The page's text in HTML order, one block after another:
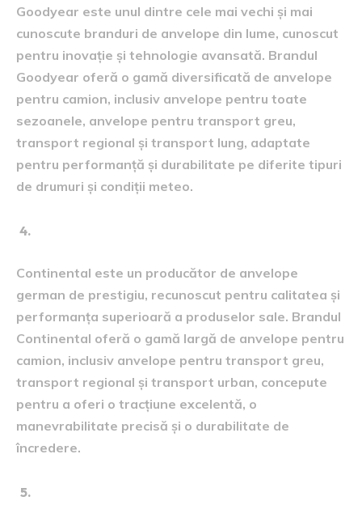
Goodyear este unul dintre cele mai vechi și mai
cunoscute branduri de anvelope din lume, cunoscut
pentru inovație și tehnologie avansată. Brandul
Goodyear oferă o gamă diversificată de anvelope
pentru camion, inclusiv anvelope pentru toate
sezoanele, anvelope pentru transport greu,
transport regional și transport lung, adaptate
pentru performanță și durabilitate pe diferite tipuri
de drumuri și condiții meteo.
Continental este un producător de anvelope
german de prestigiu, recunoscut pentru calitatea și
performanța superioară a produselor sale. Brandul
Continental oferă o gamă largă de anvelope pentru
camion, inclusiv anvelope pentru transport greu,
transport regional și transport urban, concepute
pentru a oferi o tracțiune excelentă, o
manevrabilitate precisă și o durabilitate de
încredere.